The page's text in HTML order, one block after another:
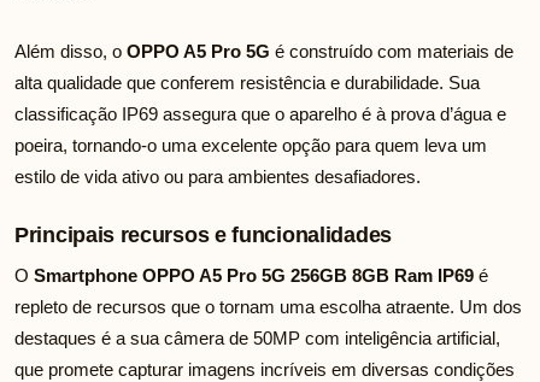
Além disso, o OPPO A5 Pro 5G é construído com materiais de
alta qualidade que conferem resistência e durabilidade. Sua
classificação IP69 assegura que o aparelho é à prova d’água e
poeira, tornando-o uma excelente opção para quem leva um
estilo de vida ativo ou para ambientes desafiadores.
Principais recursos e funcionalidades
O Smartphone OPPO A5 Pro 5G 256GB 8GB Ram IP69 é
repleto de recursos que o tornam uma escolha atraente. Um dos
destaques é a sua câmera de 50MP com inteligência artificial,
que promete capturar imagens incríveis em diversas condições